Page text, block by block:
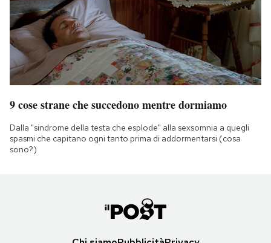
9 cose strane che succedono mentre dormiamo
Dalla "sindrome della testa che esplode" alla sexsomnia a quegli
spasmi che capitano ogni tanto prima di addormentarsi (cosa
sono?)